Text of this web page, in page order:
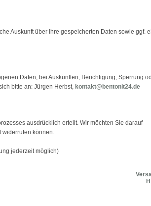
Auskunft über Ihre gespeicherten Daten sowie ggf.
Daten, bei Auskünften, Berichtigung, Sperrung
bitte an: Jürgen Herbst, kontakt@bentonit24.de
ausdrücklich erteilt. Wir möchten Sie darauf
widerrufen können.
jederzeit möglich)